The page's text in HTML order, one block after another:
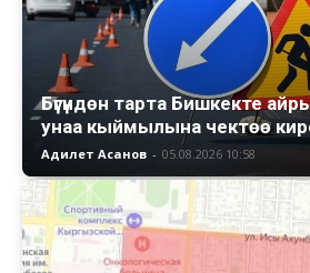
Бүгүндөн тарта Бишкекте
унаа кыймылына чектөө
Адилет Асанов - 05.08.2026 10:58